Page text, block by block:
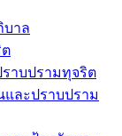
บาล
าบปรามทุจริต
ละปราบปราม